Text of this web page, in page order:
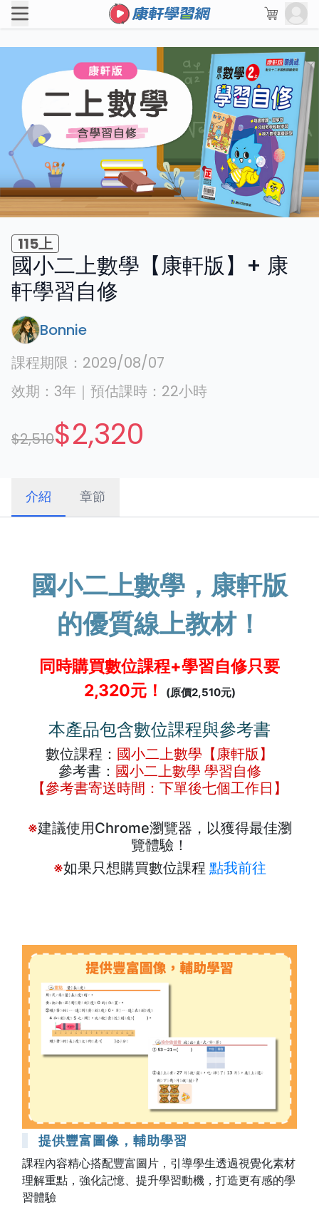
115上
國小二上數學【康軒版】+ 康
軒學習自修
Bonnie
課程期限： 2029/08/07
效期： 3年 ｜ 預估課時： 22小時
$2,510$2,320
介紹 章節
國小二上數學，康軒版
的優質線上教材！
同時購買數位課程+學習自修只要
2,320元！
(原價2,510元)
本產品包含數位課程與參考書
數位課程： 國小二上數學【康軒版】
參考書： 國小二上數學 學習自修
【參考書寄送時間：下單後七個工作日】
※建議使用Chrome瀏覽器，以獲得最佳瀏
覽體驗！
※如果只想購買數位課程 點我前往
提供豐富圖像，輔助學習
課程內容精心搭配豐富圖片，引導學生透過視覺化素材
理解重點，強化記憶、提升學習動機，打造更有感的學
習體驗